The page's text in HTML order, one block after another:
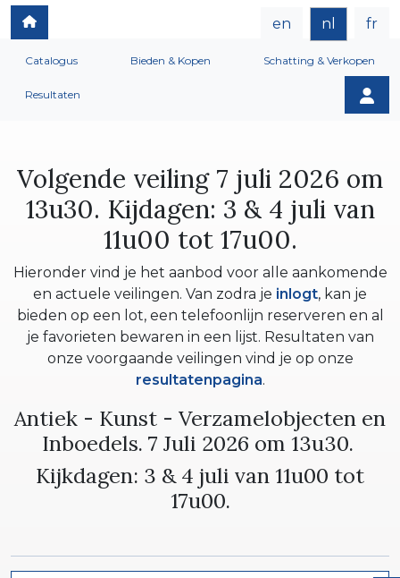
en nl fr
Catalogus Bieden & Kopen Schatting & Verkopen
Resultaten
Volgende veiling 7 juli 2026 om
13u30. Kijdagen: 3 & 4 juli van
11u00 tot 17u00.
Hieronder vind je het aanbod voor alle aankomende
en actuele veilingen. Van zodra je inlogt, kan je
bieden op een lot, een telefoonlijn reserveren en al
je favorieten bewaren in een lijst. Resultaten van
onze voorgaande veilingen vind je op onze
resultatenpagina.
Antiek - Kunst - Verzamelobjecten en
Inboedels. 7 Juli 2026 om 13u30.
Kijkdagen: 3 & 4 juli van 11u00 tot
17u00.